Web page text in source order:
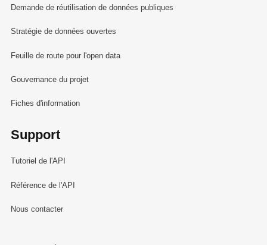
Demande de réutilisation de données publiques
Stratégie de données ouvertes
Feuille de route pour l'open data
Gouvernance du projet
Fiches d'information
Support
Tutoriel de l'API
Référence de l'API
Nous contacter